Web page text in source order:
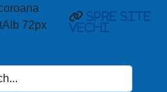
Spre site
vechi